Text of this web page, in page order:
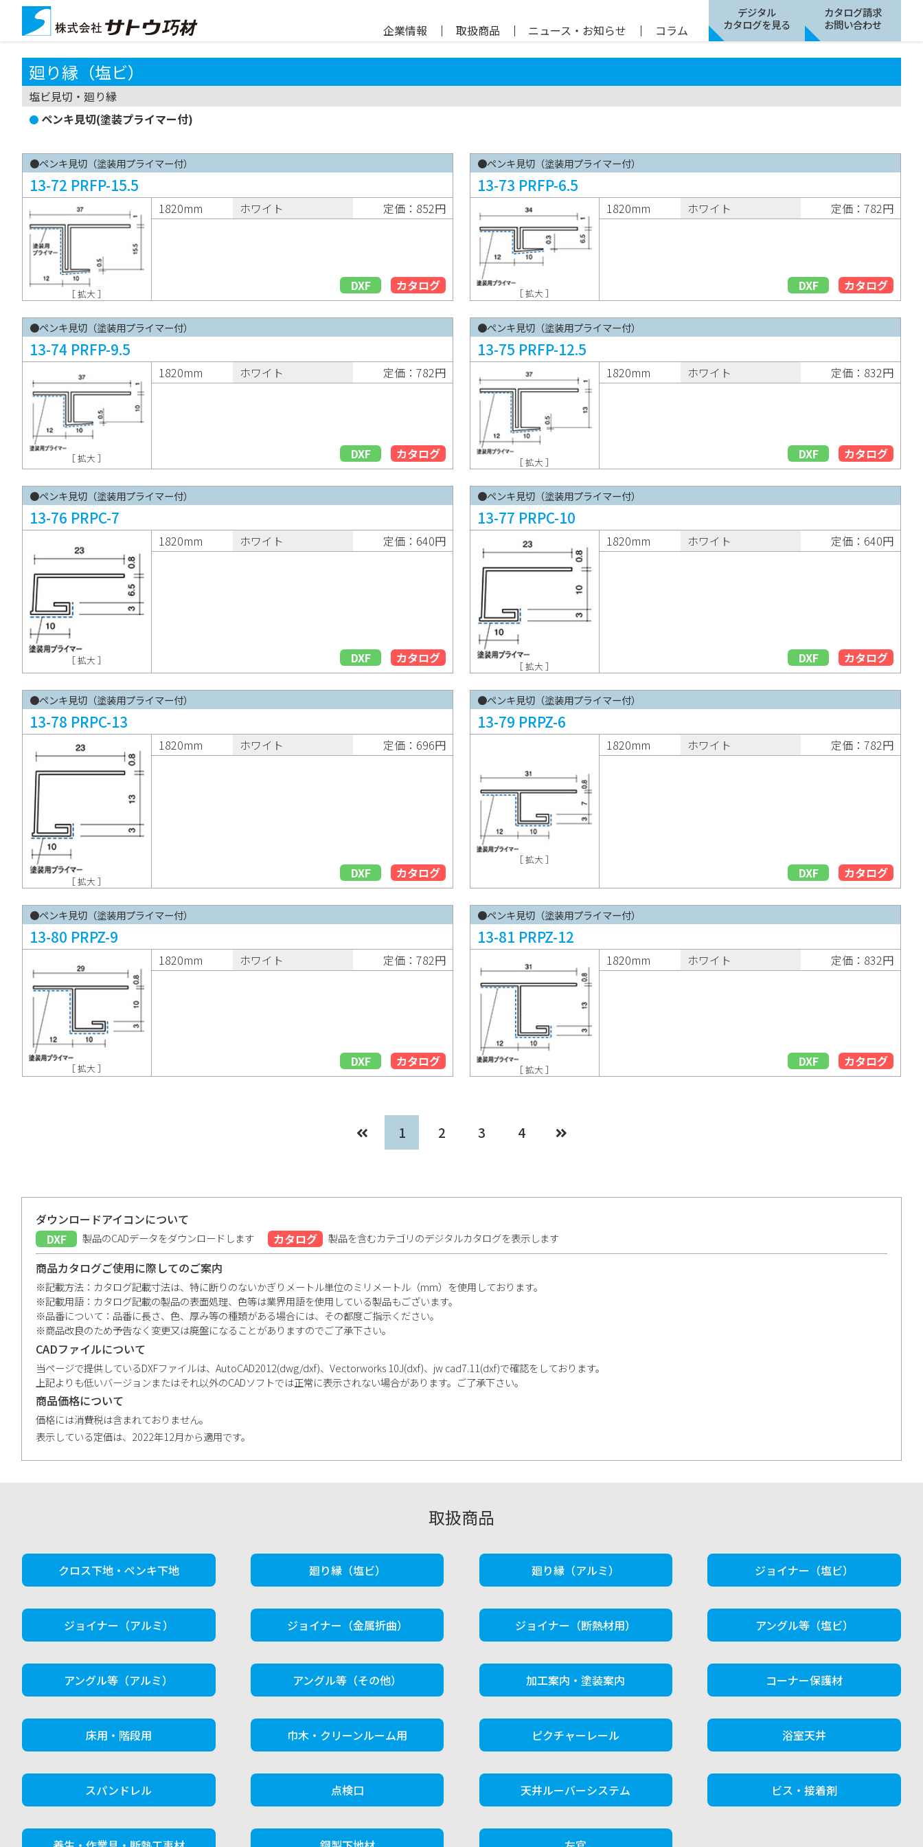
企業情報 ｜ 取扱商品 ｜ ニュース・お知らせ ｜ コラム
デジタル
カタログを見る
カタログ請求
お問い合わせ
廻り縁（塩ビ）
塩ビ見切・廻り縁
ペンキ見切(塗装プライマー付)
●ペンキ見切（塗装用プライマー付）
13-72 PRFP-15.5
［ 拡大 ］
1820mm ホワイト 定価：852円
DXF カタログ
●ペンキ見切（塗装用プライマー付）
13-73 PRFP-6.5
［ 拡大 ］
1820mm ホワイト 定価：782円
DXF カタログ
●ペンキ見切（塗装用プライマー付）
13-74 PRFP-9.5
［ 拡大 ］
1820mm ホワイト 定価：782円
DXF カタログ
●ペンキ見切（塗装用プライマー付）
13-75 PRFP-12.5
［ 拡大 ］
1820mm ホワイト 定価：832円
DXF カタログ
●ペンキ見切（塗装用プライマー付）
13-76 PRPC-7
［ 拡大 ］
1820mm ホワイト 定価：640円
DXF カタログ
●ペンキ見切（塗装用プライマー付）
13-77 PRPC-10
［ 拡大 ］
1820mm ホワイト 定価：640円
DXF カタログ
●ペンキ見切（塗装用プライマー付）
13-78 PRPC-13
［ 拡大 ］
1820mm ホワイト 定価：696円
DXF カタログ
●ペンキ見切（塗装用プライマー付）
13-79 PRPZ-6
［ 拡大 ］
1820mm ホワイト 定価：782円
DXF カタログ
●ペンキ見切（塗装用プライマー付）
13-80 PRPZ-9
［ 拡大 ］
1820mm ホワイト 定価：782円
DXF カタログ
●ペンキ見切（塗装用プライマー付）
13-81 PRPZ-12
［ 拡大 ］
1820mm ホワイト 定価：832円
DXF カタログ
1 2 3 4
ダウンロードアイコンについて
DXF
製品のCADデータをダウンロードします カタログ 製品を含むカテゴリのデジタルカタログを表示します
商品カタログご使用に際してのご案内
※記載方法：カタログ記載寸法は、特に断りのないかぎりメートル単位のミリメートル（mm）を使用しております。
※記載用語：カタログ記載の製品の表面処理、色等は業界用語を使用している製品もございます。
※品番について：品番に長さ、色、厚み等の種類がある場合には、その都度ご指示ください。
※商品改良のため予告なく変更又は廃盤になることがありますのでご了承下さい。
CADファイルについて
当ページで提供しているDXFファイルは、AutoCAD2012(dwg/dxf)、Vectorworks 10J(dxf)、jw cad7.11(dxf)で確認をしております。
上記よりも低いバージョンまたはそれ以外のCADソフトでは正常に表示されない場合があります。ご了承下さい。
商品価格について
価格には消費税は含まれておりません。
表示している定価は、2022年12月から適用です。
取扱商品
クロス下地・ペンキ下地 廻り縁（塩ビ） 廻り縁（アルミ） ジョイナー（塩ビ）
ジョイナー（アルミ） ジョイナー（金属折曲） ジョイナー（断熱材用） アングル等（塩ビ）
アングル等（アルミ） アングル等（その他） 加工案内・塗装案内 コーナー保護材
床用・階段用 巾木・クリーンルーム用 ピクチャーレール 浴室天井
スパンドレル 点検口 天井ルーバーシステム ビス・接着剤